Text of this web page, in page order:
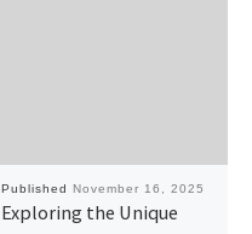
Published November 16, 2025
Exploring the Unique